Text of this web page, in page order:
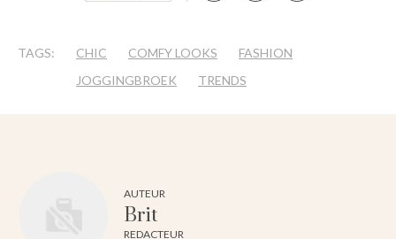
TAGS: CHIC COMFY LOOKS
FASHION
JOGGINGBROEK
TRENDS
AUTEUR
Brit
REDACTEUR